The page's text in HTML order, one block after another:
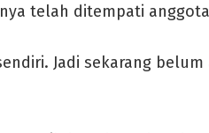
telah ditempati
Jadi sekarang